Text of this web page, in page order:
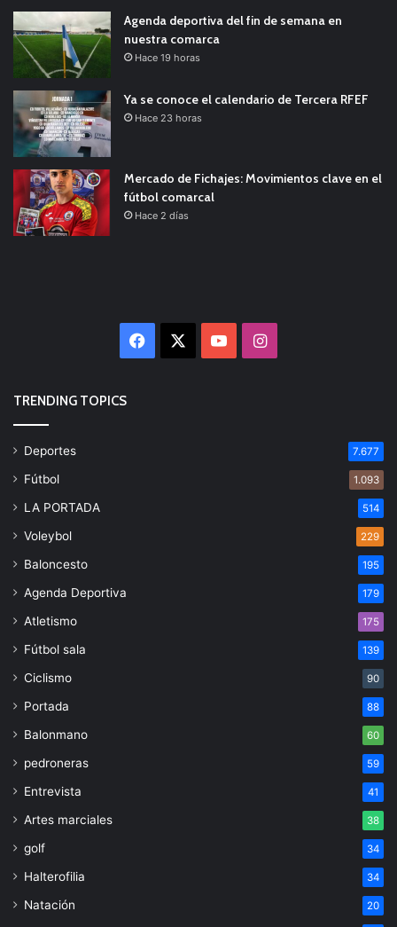
Agenda deportiva del fin de semana en
nuestra comarca
Hace 19 horas
Ya se conoce el calendario de Tercera RFEF
Hace 23 horas
Mercado de Fichajes: Movimientos clave en el
fútbol comarcal
Hace 2 días
Facebook YouTubeInstagram
TRENDING TOPICS
Deportes 7.677
Fútbol 1.093
LA PORTADA 514
Voleybol 229
Baloncesto 195
Agenda Deportiva 179
Atletismo 175
Fútbol sala 139
Ciclismo 90
Portada 88
Balonmano 60
pedroneras 59
Entrevista 41
Artes marciales 38
golf 34
Halterofilia 34
Natación 20